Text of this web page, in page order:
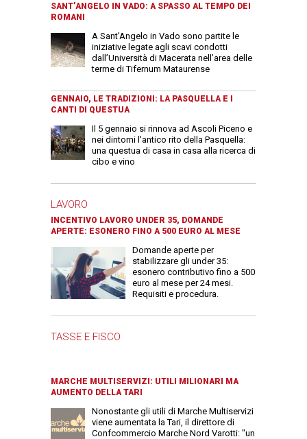
SANT’ANGELO IN VADO: A SPASSO AL TEMPO DEI
ROMANI
A Sant’Angelo in Vado sono partite le
iniziative legate agli scavi condotti
dall’Università di Macerata nell’area delle
terme di Tifernum Mataurense
GENNAIO, LE TRADIZIONI: LA PASQUELLA E I
CANTI DI QUESTUA
Il 5 gennaio si rinnova ad Ascoli Piceno e
nei dintorni l'antico rito della Pasquella:
una questua di casa in casa alla ricerca di
cibo e vino
LAVORO
INCENTIVO LAVORO UNDER 35, DOMANDE
APERTE: ESONERO FINO A 500 EURO AL MESE
Domande aperte per
stabilizzare gli under 35:
esonero contributivo fino a 500
euro al mese per 24 mesi.
Requisiti e procedura.
TASSE E FISCO
MARCHE MULTISERVIZI: UTILI MILIONARI MA
AUMENTO DELLA TARI
Nonostante gli utili di Marche Multiservizi
viene aumentata la Tari, il direttore di
Confcommercio Marche Nord Varotti: "un